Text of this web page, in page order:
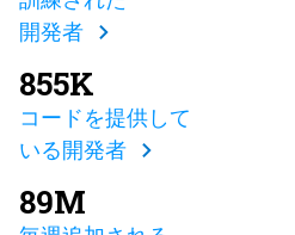
開発者
855K
コードを提供して
いる開発者
89M